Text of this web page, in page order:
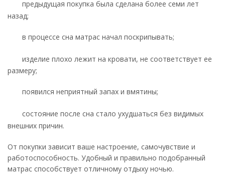
предыдущая покупка была сделана более семи лет
назад;
в процессе сна матрас начал поскрипывать;
изделие плохо лежит на кровати, не соответствует ее
размеру;
появился неприятный запах и вмятины;
состояние после сна стало ухудшаться без видимых
внешних причин.
От покупки зависит ваше настроение, самочувствие и
работоспособность. Удобный и правильно подобранный
матрас способствует отличному отдыху ночью.